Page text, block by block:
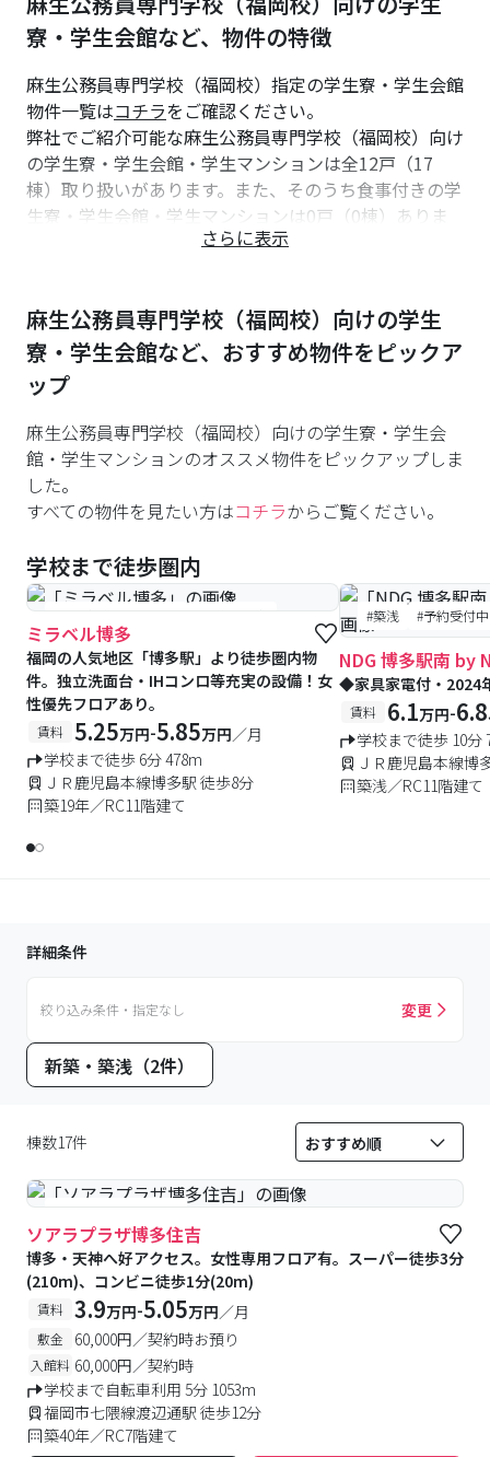
女子専用
住所
費用
【入寮費】
[1人部屋] 120,000円（入寮時のみ）
[2人部屋] 60,000円（入寮時のみ）
【管理費】
[1人/2人部屋] 80,000円（年額）
込み
[2人部屋] 30,000円（月額）※インターネット光熱水費
込み
※食事の提供はありません。
オートロックシステム玄関・ダイニングキッチン・ラン
ドリールーム・駐輪場
ACハウスⅡ( ASO COMMUNITY HOUSE FUKUOKA Ⅱ)
住所
[男子専用]〒813-0016 福岡市東区香椎浜4-10-3
費用
入寮費：120,000円（入寮時のみ）／管理費：110,000
円（年額）／寮費：35,000円（月額）／食費：33,000
円（月額・税込）※水道費・ガス代込み／電気代：月
額・実費／Wi-Fi：無料
共同設備
オートロックシステム玄関・食堂・浴室・シャワールー
ム・トイレ・洗面所・ランドリールーム・ミニキッチ
利用可
件やオススメな物件を紹介しています。以下よりご参考
※参照：https://entry-apfc.asojuku.ac.jp/（2023年5月
時点で確認できるデータです。参考程度にご確認くださ
い。）
寮・学生会館など、物件の特徴
麻生公務員専門学校（福岡校）指定の学生寮・学生会館
物件一覧はコチラをご確認ください。
弊社でご紹介可能な麻生公務員専門学校（福岡校）向け
の学生寮・学生会館・学生マンションは全12戸（17
棟）取り扱いがあります。また、そのうち食事付きの学
生寮・学生会館・学生マンションは0戸（0棟）ありま
す。初めての一人暮らしは、食生活が不規則になりがち
す。
麻生公務員専門学校（福岡校）への通学が便利な物件に
は、「オートロック付」の物件は11戸、「防犯カメラ
付」の物件は12戸、「女性専用」の物件は0戸、紹介可
能です。
初めての一人暮らしでもご安心ください。セキュリティ
対策を行った物件を多数用意しております。
麻生公務員専門学校（福岡校）向けの物件紹介は主に福
校（福岡校）への通学の予定の方、また検討中や住まい
に関して初めてでお困りの学生様・親御様は是非お気軽
にご連絡/ご相談ください。
さらに表示
麻生公務員専門学校（福岡校） 向けの学生
寮・学生会館など、おすすめ物件をピックア
ップ
麻生公務員専門学校（福岡校）向けの学生寮・学生会
館・学生マンションのオススメ物件をピックアップしま
した。
すべての物件を見たい方はコチラからご覧ください。
学校まで徒歩圏内
#女性優先フロアあり
#予約受付中
#空室待ち
ミラベル博多
福岡の人気地区「博多駅」より徒歩圏内物
件。独立洗面台・IHコンロ等充実の設備！女
性優先フロアあり。
賃料 5.25万円-5.85万円／月
学校まで徒歩 6分 478m
ＪＲ鹿児島本線博多駅 徒歩8分
築19年／RC11階建て
#築浅 #予約受付中
NDG 博多駅南 by
◆家具家電付・2024
賃料 6.1万円-
学校まで徒歩 10分
ＪＲ鹿児島本線博
築浅／RC11階建て
詳細条件
絞り込み条件・指定なし 変更
新築・築浅（2件）
棟数17件
#女性専用フロアあり
ソアラプラザ博多住吉
博多・天神へ好アクセス。女性専用フロア有。スーパー徒歩3分
(210m)、コンビニ徒歩1分(20m)
賃料 3.9万円-5.05万円／月
敷金 60,000円／契約時お預り
入館料 60,000円／契約時
学校まで自転車利用 5分 1053m
福岡市七隈線渡辺通駅 徒歩12分
築40年／RC7階建て